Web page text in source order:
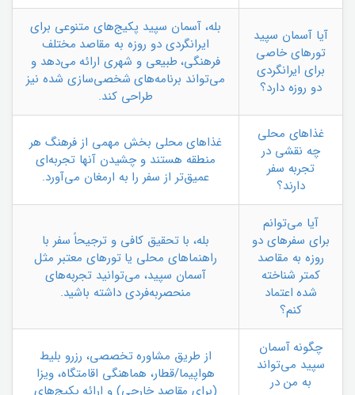
آیا آسمان سپید
تورهای خاصی
برای ایرانگردی
دو روزه دارد؟
بله، آسمان سپید پکیج‌های متنوعی برای
ایرانگردی دو روزه به مقاصد مختلف
فرهنگی، طبیعی و شهری ارائه می‌دهد و
می‌تواند برنامه‌های شخصی‌سازی شده نیز
طراحی کند.
غذاهای محلی
چه نقشی در
تجربه سفر
دارند؟
غذاهای محلی بخش مهمی از فرهنگ هر
منطقه هستند و چشیدن آنها تجربه‌ای
عمیق‌تر از سفر را به ارمغان می‌آورد.
آیا می‌توانم
برای سفرهای دو
روزه به مقاصد
کمتر شناخته
شده اعتماد
کنم؟
بله، با تحقیق کافی و ترجیحاً سفر با
راهنماهای محلی یا تورهای معتبر مثل
آسمان سپید، می‌توانید تجربه‌های
منحصربه‌فردی داشته باشید.
چگونه آسمان
سپید می‌تواند
به من در
از طریق مشاوره تخصصی، رزرو بلیط
هواپیما/قطار، هماهنگی اقامتگاه، ویزا
(برای مقاصد خارجی) و ارائه پکیج‌های